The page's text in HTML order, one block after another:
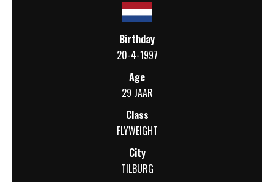
Birthday
20-4-1997
Age
29 JAAR
Class
FLYWEIGHT
City
TILBURG